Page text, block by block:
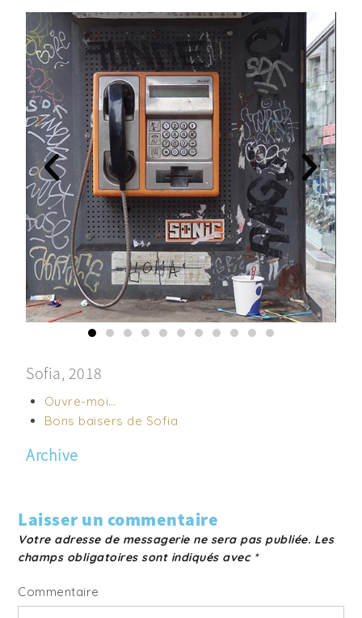
Sofia, 2018
Ouvre-moi…
Bons baisers de Sofia
Archive
Laisser un commentaire
Votre adresse de messagerie ne sera pas publiée. Les
champs obligatoires sont indiqués avec *
Commentaire